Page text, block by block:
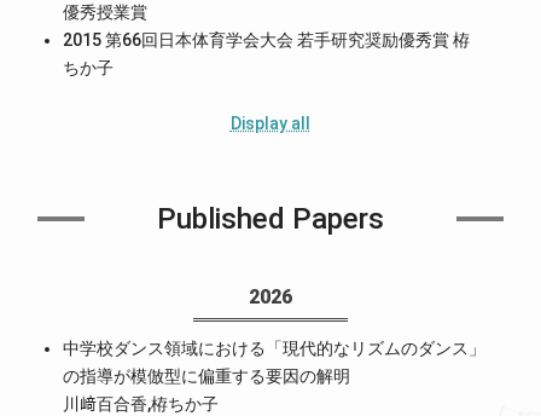
優秀授業賞
2015 第66回日本体育学会大会 若手研究奨励優秀賞 栫
ちか子
Display all
Published Papers
2026
中学校ダンス領域における「現代的なリズムのダンス」
の指導が模倣型に偏重する要因の解明
川﨑百合香,栫ちか子